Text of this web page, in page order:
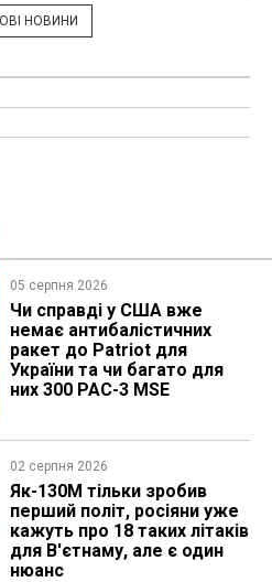
НОВИНИ
05 серпня 2026
Чи справді у США вже
немає антибалістичних
ракет до Patriot для
України та чи багато для
них 300 PAC-3 MSE
02 серпня 2026
Як-130М тільки зробив
перший політ, росіяни уже
кажуть про 18 таких літаків
для В'єтнаму, але є один
нюанс